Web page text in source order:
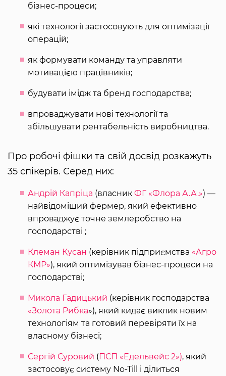
бізнес-процеси;
які технології застосовують для оптимізації
операцій;
як формувати команду та управляти
мотивацією працівників;
будувати імідж та бренд господарства;
впроваджувати нові технології та
збільшувати рентабельність виробництва.
Про робочі фішки та свій досвід розкажуть
35 спікерів. Серед них:
Андрій Капріца (власник ФГ «Флора А.А.») —
найвідоміший фермер, який ефективно
впроваджує точне землеробство на
господарстві ;
Клеман Кусан (керівник підприємства «Агро
КМР»), який оптимізував бізнес-процеси на
господарстві;
Микола Гадицький (керівник господарства
«Золота Рибка»), який кидає виклик новим
технологіям та готовий перевіряти їх на
власному бізнесі;
Сергій Суровий (ПСП «Едельвейс 2»), який
застосовує систему No-Till і ділиться